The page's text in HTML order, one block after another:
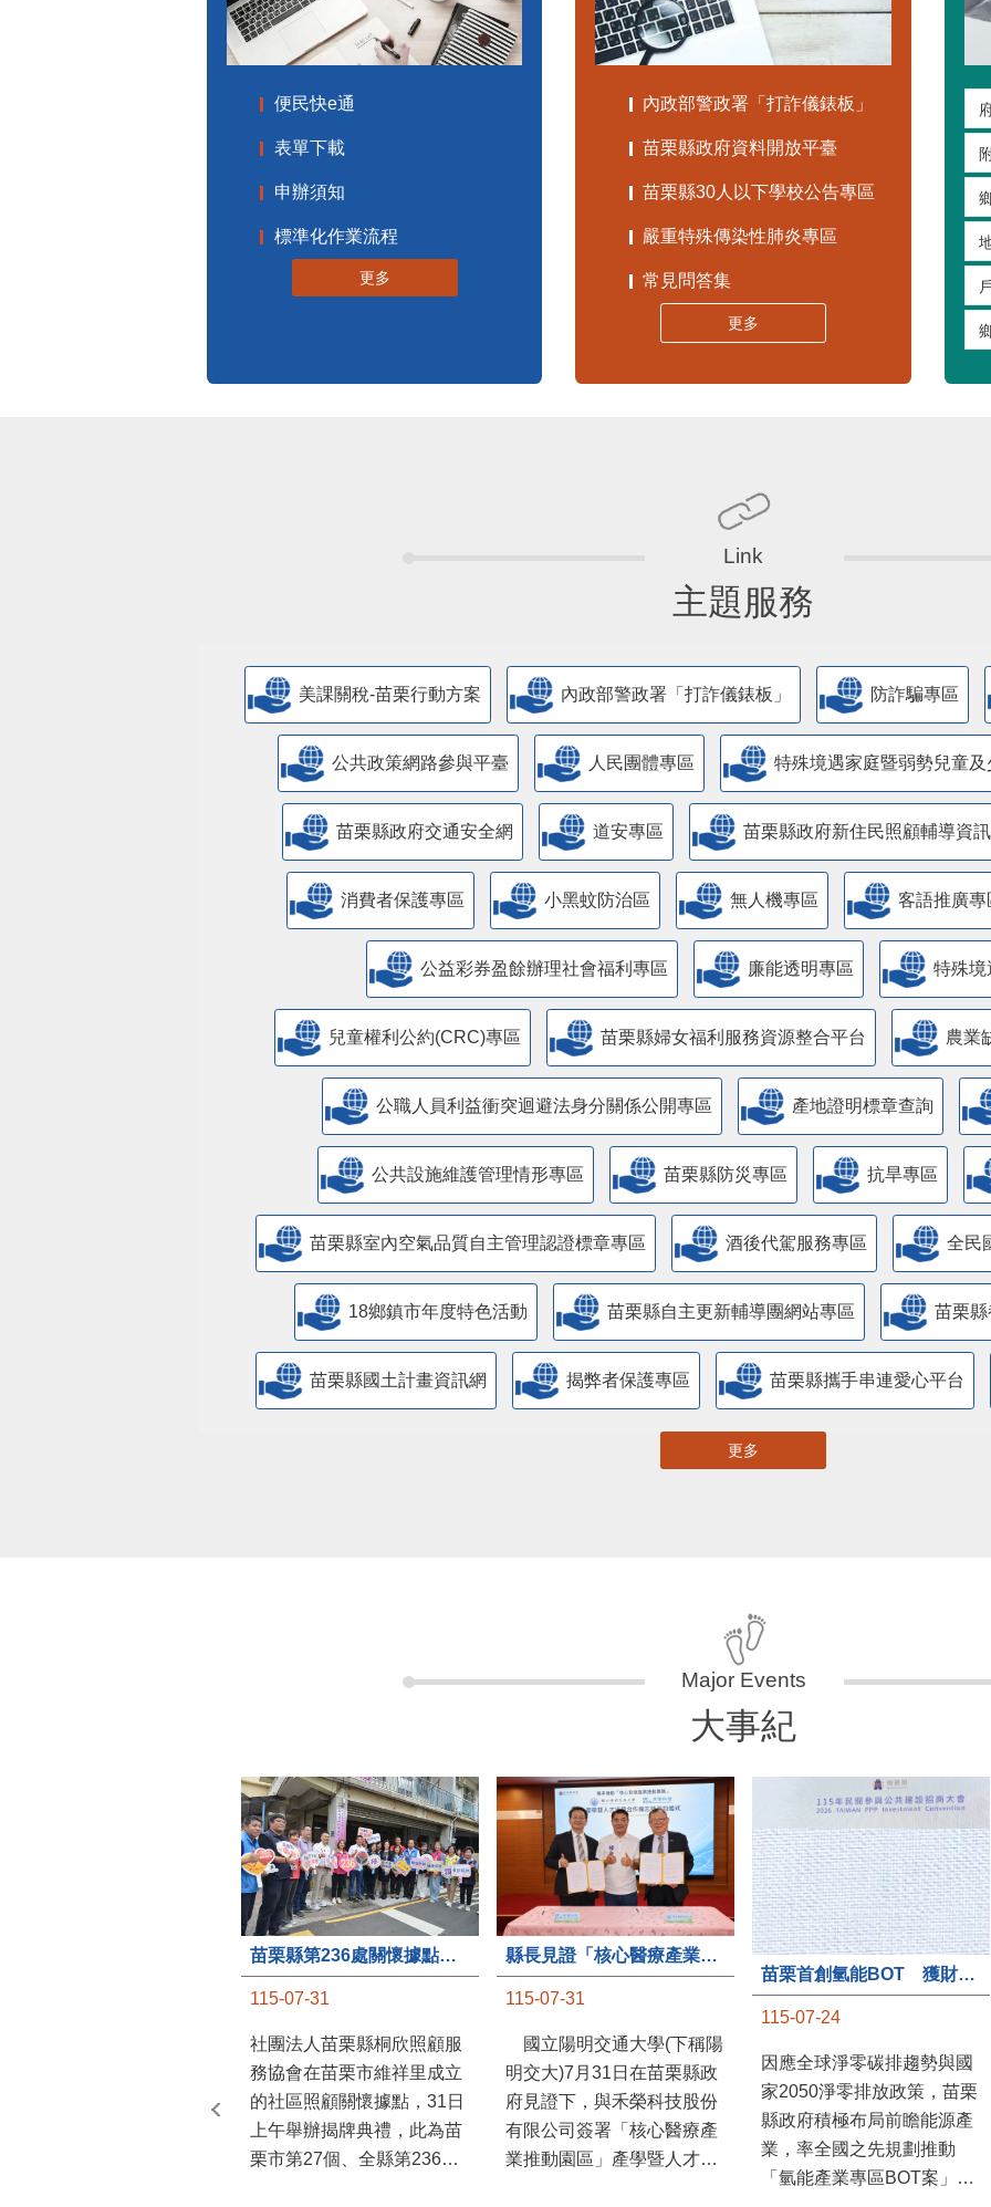
便民快e通
表單下載
申辦須知
標準化作業流程
更多
內政部警政署「打詐儀錶板」
苗栗縣政府資料開放平臺
苗栗縣30人以下學校公告專區
嚴重特殊傳染性肺炎專區
常見問答集
更多
主題服務
美課關稅-苗栗行動方案 內政部警政署「打詐儀錶板」 防詐騙專區
公共政策網路參與平臺 人民團體專區 特殊境遇家庭暨弱勢兒童
苗栗縣政府交通安全網 道安專區 苗栗縣政府新住民照顧輔導資
消費者保護專區 小黑蚊防治區 無人機專區 客語推廣專
公益彩券盈餘辦理社會福利專區 廉能透明專區 特殊境
兒童權利公約(CRC)專區 苗栗縣婦女福利服務資源整合平台 農業
公職人員利益衝突迴避法身分關係公開專區 產地證明標章查詢
​公共設施維護管理情形專區 苗栗縣防災專區 抗旱專區
苗栗縣室內空氣品質自主管理認證標章專區 酒後代駕服務專區 全民
18鄉鎮市年度特色活動 苗栗縣自主更新輔導團網站專區 苗栗
苗栗縣國土計畫資訊網 揭弊者保護專區 苗栗縣攜手串連愛心平台
更多
大事紀
苗栗縣第236處關懷據點在苗栗市維祥里揭牌
115-07-31
社團法人苗栗縣桐欣照顧服
務協會在苗栗市維祥里成立
的社區照顧關懷據點，31日
上午舉辦揭牌典禮，此為苗
栗市第27個、全縣第236處
縣長見證「核心醫療產業推動園區」產學合作簽約儀式
115-07-31
國立陽明交通大學(下稱陽
明交大)7月31日在苗栗縣政
府見證下，與禾榮科技股份
有限公司簽署「核心醫療產
業推動園區」產學暨人才培
苗栗首創氫能BOT 獲財政部「突破之翼」肯定
115-07-24
因應全球淨零碳排趨勢與國
家2050淨零排放政策，苗栗
縣政府積極布局前瞻能源產
業，率全國之先規劃推動
「氫能產業專區BOT案」，